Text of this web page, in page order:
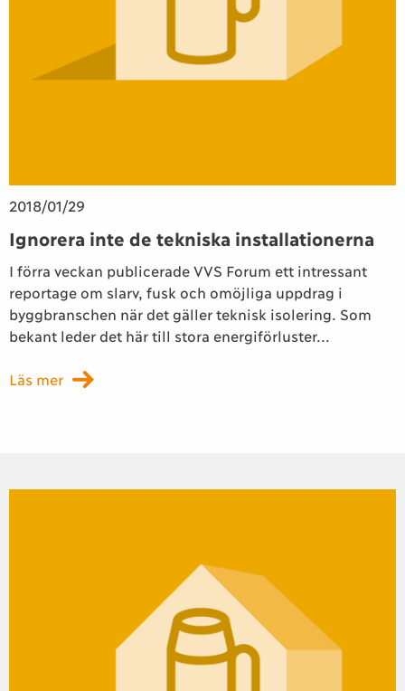
2018/01/29
Ignorera inte de tekniska installationerna
I förra veckan publicerade VVS Forum ett intressant
reportage om slarv, fusk och omöjliga uppdrag i
byggbranschen när det gäller teknisk isolering. Som
bekant leder det här till stora energiförluster...
Läs mer